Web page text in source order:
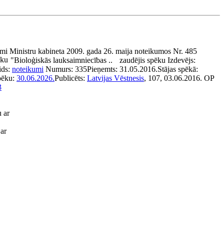
Ministru kabineta 2009. gada 26. maija noteikumos Nr. 485
"Bioloģiskās lauksaimniecības ..
zaudējis spēku Izdevējs:
noteikumi Numurs: 335Pieņemts: 31.05.2016.Stājas spēkā:
30.06.2026.Publicēts: Latvijas Vēstnesis, 107, 03.06.2016. OP
ar